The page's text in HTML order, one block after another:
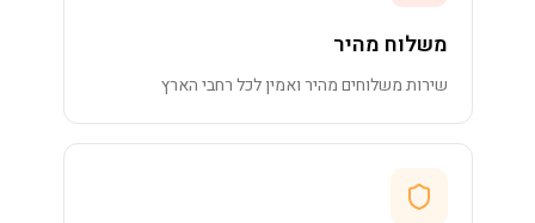
משלוח מהיר
שירות משלוחים מהיר ואמין לכל רחבי הארץ